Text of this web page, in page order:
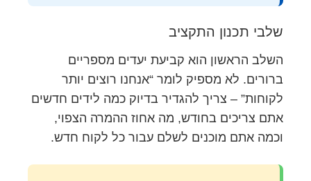
שלבי תכנון התקציב
השלב הראשון הוא קביעת יעדים מספריים
ברורים. לא מספיק לומר “אנחנו רוצים יותר
לקוחות” – צריך להגדיר בדיוק כמה לידים חדשים
אתם צריכים בחודש, מה אחוז ההמרה הצפוי,
וכמה אתם מוכנים לשלם עבור כל לקוח חדש.